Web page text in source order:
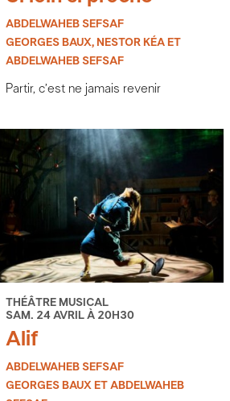
ABDELWAHEB SEFSAF
GEORGES BAUX, NESTOR KÉA ET
ABDELWAHEB SEFSAF
Partir, c’est ne jamais revenir
THÉÂTRE MUSICAL
SAM. 24 AVRIL À 20H30
Alif
ABDELWAHEB SEFSAF
GEORGES BAUX ET ABDELWAHEB